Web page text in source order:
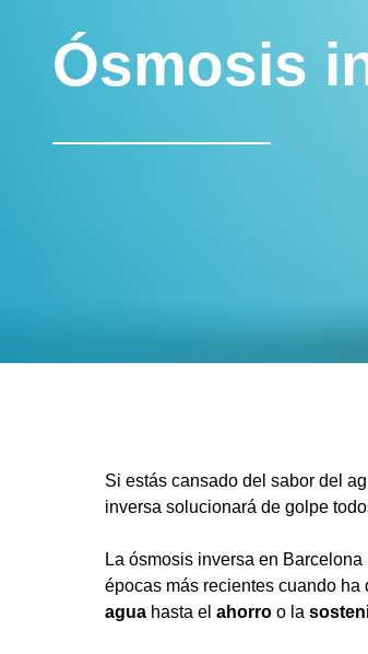
Ósmosis
Si estás cansado del sabor del
inversa solucionará de golpe
La ósmosis inversa en
épocas más recientes cuando
agua hasta el ahorro o la